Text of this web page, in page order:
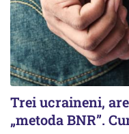
Trei ucraineni,
„metoda BNR”.